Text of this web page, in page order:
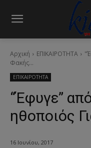
Αρχική ΕΠΙΚΑΙΡΟΤΗΤΑ
Φακής...
ΕΠΙΚΑΙΡΟΤΗΤΑ
“Έφυγε”
ηθοποιός
16 Ιουνίου, 2017